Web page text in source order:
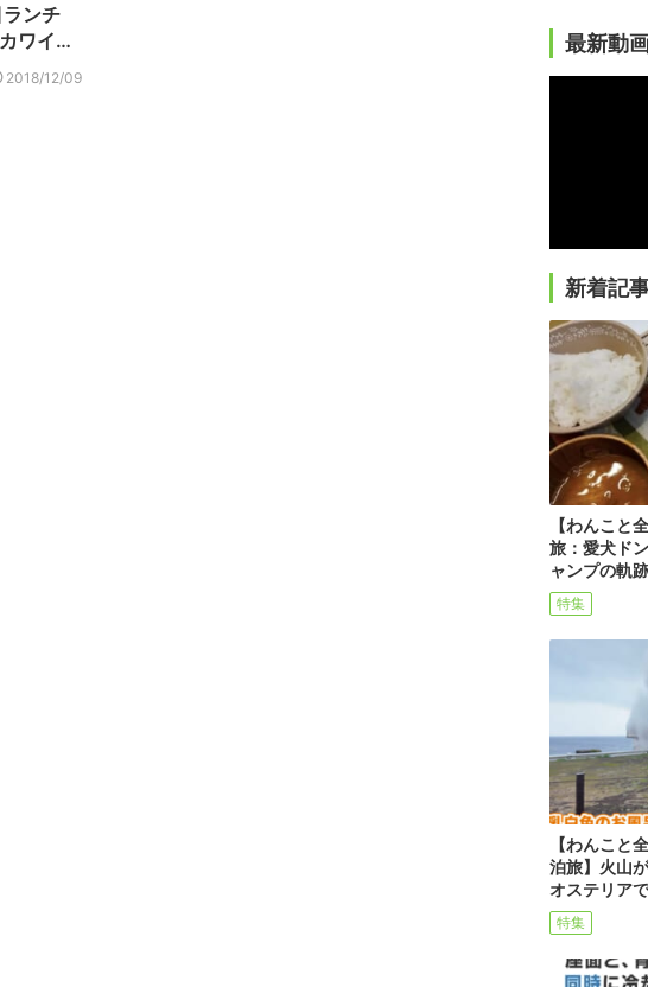
ンチ
ワイ…
2018/12/09
最新動
新着記
【わんこと
旅：愛犬ド
ャンプの軌跡
特集
【わんこと
泊旅】火山
オステリア
特集